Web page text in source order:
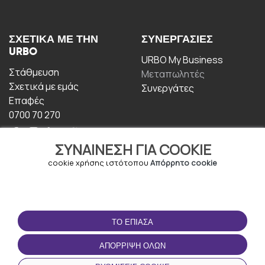
ΣΥΝΑΊΝΕΣΗ ΓΙΑ COOKIE
cookie χρήσης ιστότοπου Απόρρητο cookie
ΤΟ ΈΠΙΑΣΑ
ΑΠΌΡΡΙΨΗ ΌΛΩΝ
ΣΧΕΤΙΚΆ ΜΕ ΤΗΝ
URBO
Στάθμευση
Σχετικά με εμάς
Επαφές
0700 70 270
ΣΥΝΕΡΓΑΣΊΕΣ
URBO My Business
Μεταπωλητές
Συνεργάτες
ΟΡΟΙ ΧΡΉΣΗΣ
Οροι και Προϋποθέσεις
Πολιτική απορρήτου
ΚΑΤΕΒΆΣΤΕ ΤΗΝ
ΕΦΑΡΜΟΓΉ